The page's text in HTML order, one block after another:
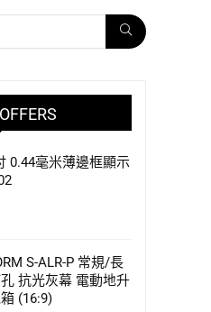
0.44毫米薄邊框顯示
S-ALR-P 常規/長
抗光灰幕 電動地升
(16:9)